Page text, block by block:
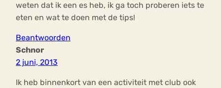
weten dat ik een es heb, ik ga toch proberen iets te
eten en wat te doen met de tips!
Beantwoorden
Schnor
2 juni, 2013
Ik heb binnenkort van een activiteit met club ook